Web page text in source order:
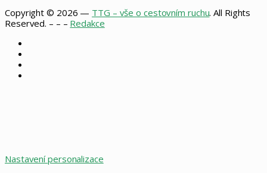
Copyright © 2026 — TTG – vše o cestovním ruchu. All Rights
Reserved. – – – Redakce
Nastavení personalizace